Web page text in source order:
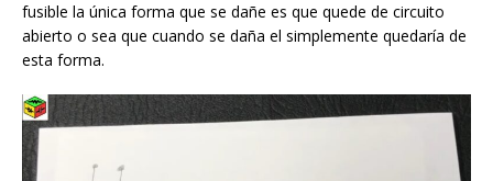
fusible la única forma que se dañe es que quede de circuito
abierto o sea que cuando se daña el simplemente quedaría de
esta forma.